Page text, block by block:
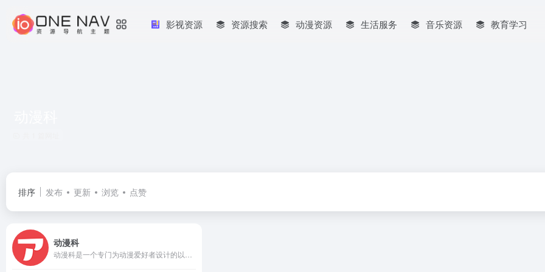
影视资源 资源搜索 动漫资源 生活服务 音乐资源 教育学习
排序 发布 更新 浏览 点赞
动漫科